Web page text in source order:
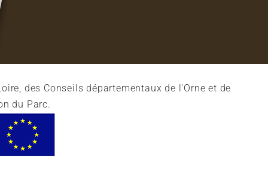
des Conseils départementaux de l'Orne et de
du Parc.